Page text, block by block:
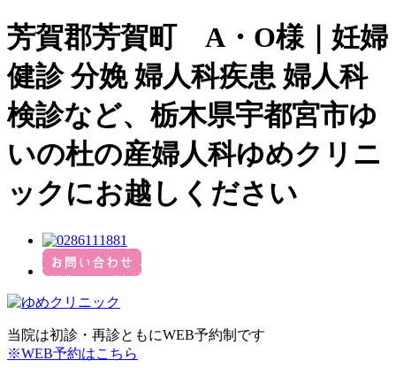
芳賀郡芳賀町 A・O様｜妊婦
健診 分娩 婦人科疾患 婦人科
検診など、栃木県宇都宮市ゆ
いの杜の産婦人科ゆめクリニ
ックにお越しください
当院は初診・再診ともにWEB予約制です
※WEB予約はこちら